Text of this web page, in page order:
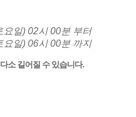
일) 02시 00분 부터
일) 06시 00분 까지
소 길어질 수 있습니다.